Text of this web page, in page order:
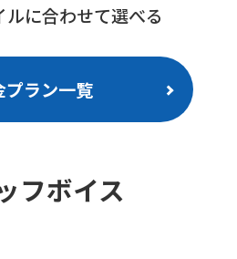
ルに合わせて選べる
プラン一覧
フボイス